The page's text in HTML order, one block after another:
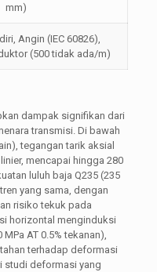
mm)
Angin (IEC 60826),
(500 tidak ada/m)
dampak signifikan dari
transmisi. Di bawah
tegangan tarik aksial
mencapai hingga 280
luluh baja Q235 (235
yang sama, dengan
risiko tekuk pada
horizontal menginduksi
AT 0.5% tekanan),
terhadap deformasi
studi deformasi yang